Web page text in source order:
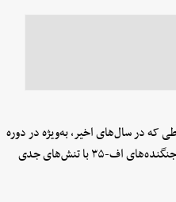
که در سال‌های اخیر، به‌ویژه در دوره
ریاست‌جمهوری جو بایدن، به‌دلیل خرید سامانه اس-۴۰۰ از روسیه و حذف ترکیه از برنامه جنگنده‌های اف-۳۵ با تنش‌های جدی